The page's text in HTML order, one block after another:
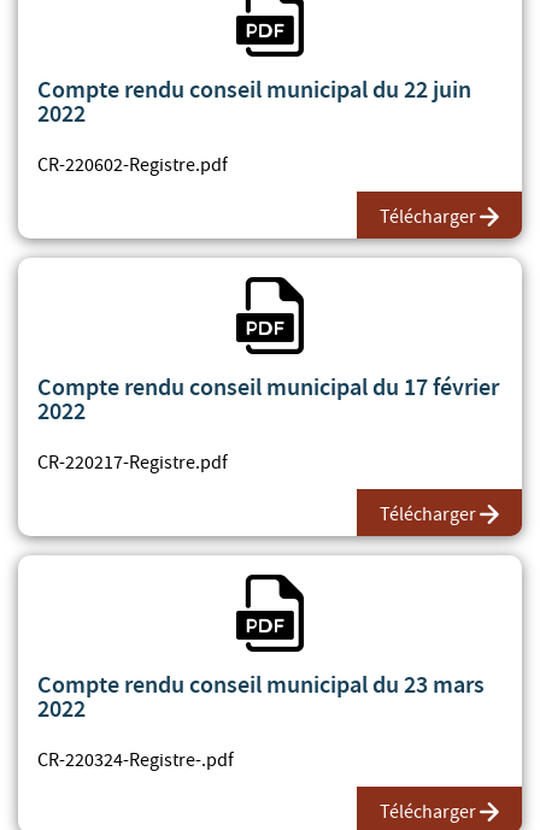
Compte rendu conseil municipal du 22 juin
2022
CR-220602-Registre.pdf
Télécharger
Compte rendu conseil municipal du 17 février
2022
CR-220217-Registre.pdf
Télécharger
Compte rendu conseil municipal du 23 mars
2022
CR-220324-Registre-.pdf
Télécharger